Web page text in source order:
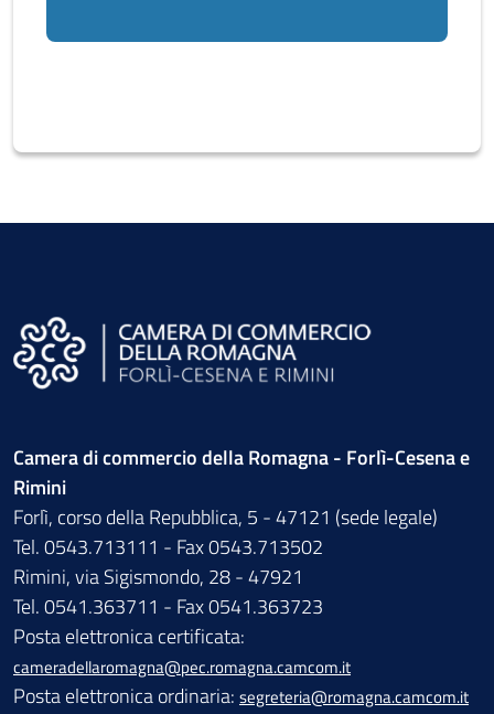
Camera di commercio della Romagna - Forlì-Cesena e
Rimini
Forlì, corso della Repubblica, 5 - 47121 (sede legale)
Tel. 0543.713111 - Fax 0543.713502
Rimini, via Sigismondo, 28 - 47921
Tel. 0541.363711 - Fax 0541.363723
Posta elettronica certificata:
cameradellaromagna@pec.romagna.camcom.it
Posta elettronica ordinaria: segreteria@romagna.camcom.it